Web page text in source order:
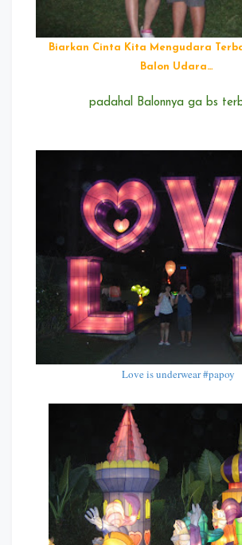
Biarkan Cinta Kita Mengudara
Balon Udara…
padahal Balonnya ga bs
Love is underwear #papoy